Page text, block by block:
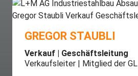
GREGOR STAUBLI
Verkauf | Geschäftsleitung
Verkaufsleiter | Mitglied der GL